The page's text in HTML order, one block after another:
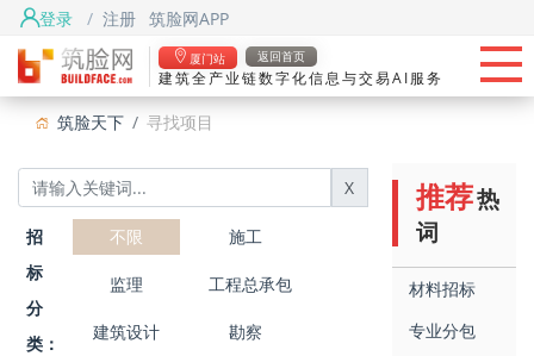
登录 / 注册 筑脸网APP
厦门站 返回首页
建筑全产业链数字化信息与交易AI服务
头条
找资源
筑脸天下 寻找项目
X
招
标
分
类：
不限 施工
监理 工程总承包
建筑设计 勘察
推荐热
词
材料招标
专业分包